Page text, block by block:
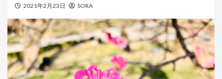
2021年2月23日 SORA